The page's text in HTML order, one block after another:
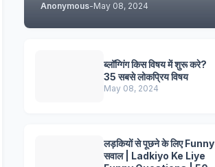
Anonymous-May 08, 2024
ब्लॉग्गिंग किस विषय में शुरू करे?
35 सबसे लोकप्रिय विषय
May 08, 2024
लड़कियों से पूछने के लिए Funny
सवाल | Ladkiyo Ke Liye